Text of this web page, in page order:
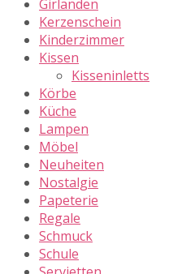
Girlanden
Kerzenschein
Kinderzimmer
Kissen
Kisseninletts
Körbe
Küche
Lampen
Möbel
Neuheiten
Nostalgie
Papeterie
Regale
Schmuck
Schule